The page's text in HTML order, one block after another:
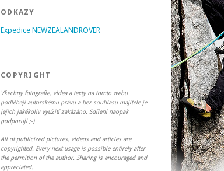
ODKAZY
Expedice NEWZEALANDROVER
COPYRIGHT
Všechny fotografie, videa a texty na tomto webu
podléhají autorskému právu a bez souhlasu majitele je
jejich jakékoliv využití zakázáno. Sdílení naopak
podporuji ;-)
All of publicized pictures, videos and articles are
copyrighted. Every next usage is possible entirely after
the permition of the author. Sharing is encouraged and
appreciated.